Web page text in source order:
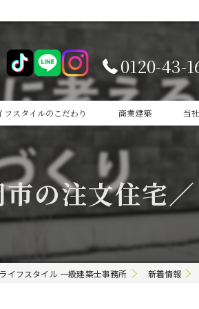
0120-43-
フスタイルのこだわり 商業建築 当
新築
の注文住宅／
イフスタイル 一級建築士事務所 新着情報